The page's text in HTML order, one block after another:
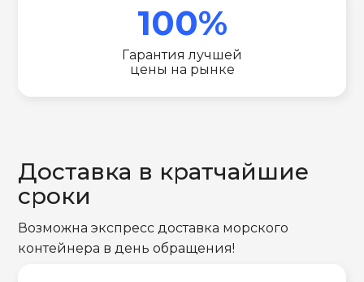
100%
Гарантия лучшей
цены на рынке
Доставка в кратчайшие
сроки
Возможна экспресс доставка морского
контейнера в день обращения!